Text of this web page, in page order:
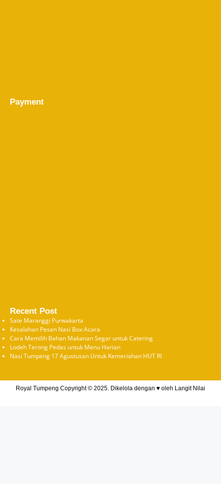
Payment
Recent Post
Sate Maranggi Purwakarta
Kesalahan Pesan Nasi Box Acara
Cara Memilih Bahan Makanan Segar untuk Catering
Lodeh Terong Pedas untuk Menu Harian
Nasi Tumpeng 17 Agustusan Untuk Kemeriahan HUT RI
Royal Tumpeng Copyright © 2025. Dikelola dengan ♥ oleh Langit Nilai